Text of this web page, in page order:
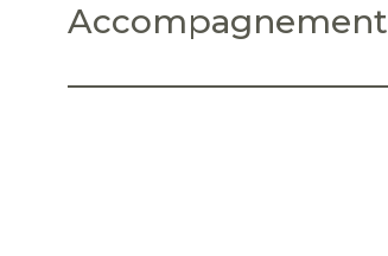
Accompagnement